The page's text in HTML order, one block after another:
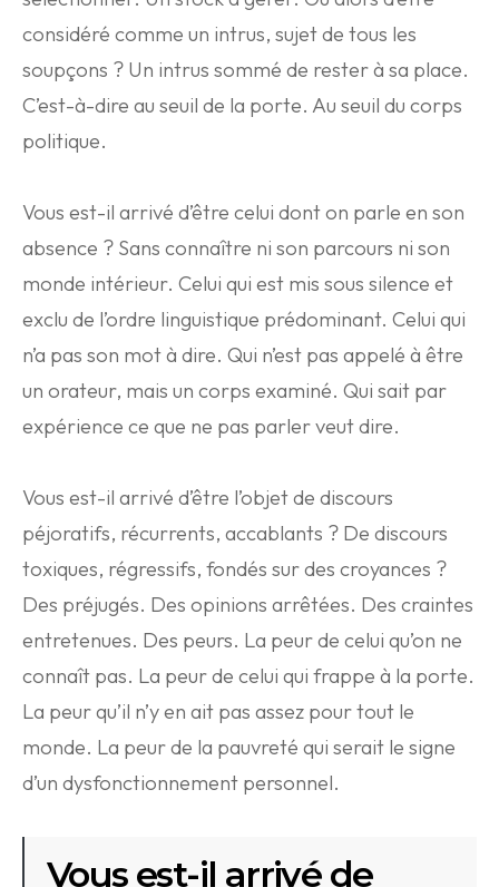
considéré comme un intrus, sujet de tous les
soupçons ? Un intrus sommé de rester à sa place.
C’est-à-dire au seuil de la porte. Au seuil du corps
politique.
Vous est-il arrivé d’être celui dont on parle en son
absence ? Sans connaître ni son parcours ni son
monde intérieur. Celui qui est mis sous silence et
exclu de l’ordre linguistique prédominant. Celui qui
n’a pas son mot à dire. Qui n’est pas appelé à être
un orateur, mais un corps examiné. Qui sait par
expérience ce que ne pas parler veut dire.
Vous est-il arrivé d’être l’objet de discours
péjoratifs, récurrents, accablants ? De discours
toxiques, régressifs, fondés sur des croyances ?
Des préjugés. Des opinions arrêtées. Des craintes
entretenues. Des peurs. La peur de celui qu’on ne
connaît pas. La peur de celui qui frappe à la porte.
La peur qu’il n’y en ait pas assez pour tout le
monde. La peur de la pauvreté qui serait le signe
d’un dysfonctionnement personnel.
Vous est-il arrivé de